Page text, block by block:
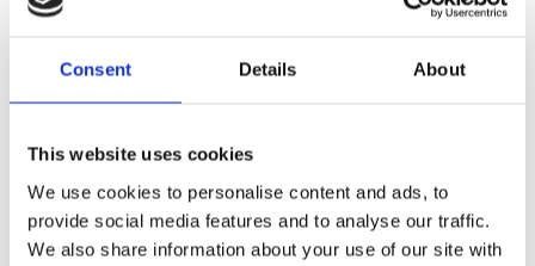
Consent Details About
This website uses cookies
We use cookies to personalise content and ads, to
provide social media features and to analyse our traffic.
We also share information about your use of our site with
Пильник рульової
Пильник рульової
рейки ЕПК Q8
рейки ЕПК R8
Пильник рульової